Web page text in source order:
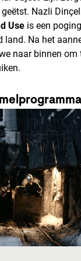
Nazli
Use is een
land. Na het
naar binnen om